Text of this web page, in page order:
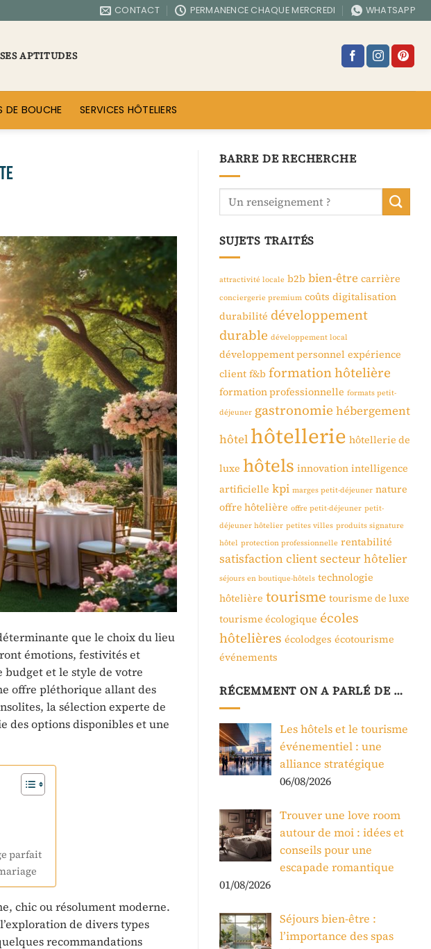
CONTACT PERMANENCE CHAQUE MERCREDI WHATSAPP
APTITUDES
DE BOUCHE SERVICES HÔTELIERS
que le choix du lieu
émotions, festivités et
budget et le style de votre
offre pléthorique allant des
la sélection experte de
des options disponibles et une
parfait
chic ou résolument moderne.
de divers types
recommandations
BARRE DE RECHERCHE
SUJETS TRAITÉS
attractivité locale b2b bien-être carrière
conciergerie premium coûts digitalisation
durabilité développement
durable développement local
développement personnel expérience
client f&b formation hôtelière
formation professionnelle formats petit-
déjeuner gastronomie hébergement
hôtel hôtellerie hôtellerie de
luxe hôtels innovation intelligence
artificielle kpi marges petit-déjeuner nature
offre hôtelière offre petit-déjeuner petit-
déjeuner hôtelier petites villes produits signature
hôtel protection professionnelle rentabilité
satisfaction clientsecteur hôtelier
séjours en boutique-hôtels technologie
hôtelière tourisme tourisme de luxe
tourisme écologique écoles
hôtelières écolodges écotourisme
événements
RÉCEMMENT ON A PARLÉ DE …
Les hôtels et le tourisme
événementiel : une
alliance stratégique
06/08/2026
Trouver une love room
autour de moi : idées et
conseils pour une
escapade romantique
01/08/2026
Séjours bien-être :
l’importance des spas